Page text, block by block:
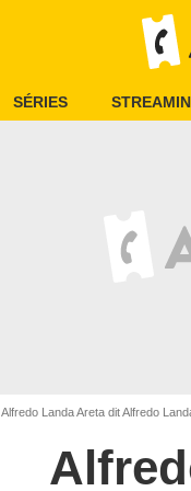
SÉRIES
Alfredo Landa Areta dit Alfredo